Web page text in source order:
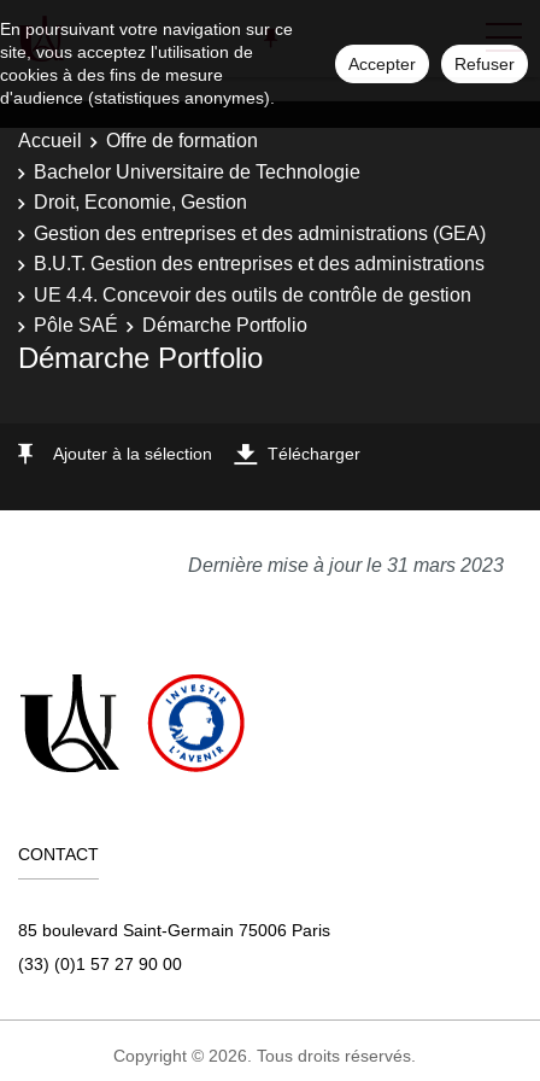
En poursuivant votre navigation sur ce
site, vous acceptez l'utilisation de
cookies à des fins de mesure
d'audience (statistiques anonymes).
Accepter Refuser
Accueil
Offre de formation
Bachelor Universitaire de Technologie
Droit, Economie, Gestion
Gestion des entreprises et des administrations (GEA)
B.U.T. Gestion des entreprises et des administrations
UE 4.4. Concevoir des outils de contrôle de gestion
Pôle SAÉ
Démarche Portfolio
Démarche Portfolio
Ajouter à la sélection Télécharger
Dernière mise à jour le 31 mars 2023
CONTACT
85 boulevard Saint-Germain 75006 Paris
(33) (0)1 57 27 90 00
Copyright © 2026. Tous droits réservés.